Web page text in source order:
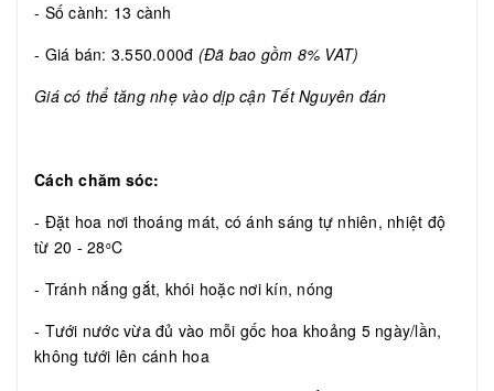
- Số cành: 13 cành
- Giá bán: 3.550.000đ (Đã bao gồm 8% VAT)
Giá có thể tăng nhẹ vào dịp cận Tết Nguyên đán
Cách chăm sóc:
- Đặt hoa nơi thoáng mát, có ánh sáng tự nhiên, nhiệt độ
từ 20 - 28oC
- Tránh nắng gắt, khói hoặc nơi kín, nóng
- Tưới nước vừa đủ vào mỗi gốc hoa khoảng 5 ngày/lần,
không tưới lên cánh hoa